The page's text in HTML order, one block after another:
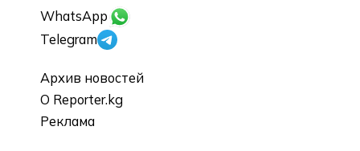
WhatsApp
Telegram
Архив новостей
О Reporter.kg
Реклама